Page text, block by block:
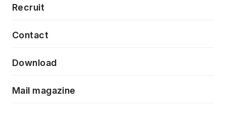
特徴量エンジニアリングと生成AI
フロントエンド開発
News
Event/Seminer
Recruit
Contact
Download
Mail magazine